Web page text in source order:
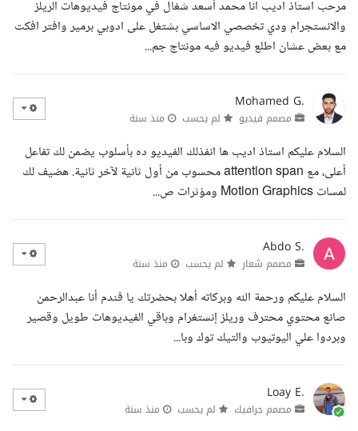
مرحب استاذ اديب انا محمد أسعد شغال في مونتاج فيديوهات الريلز
والانستجرام ودي تخصصي الاساسي بشتغل على ادوبي برمير وافتر افكت
مع بعض عشان اطلع فيديو فيه مونتاج جم...
Mohamed G.
مصمم فيديو لم يحسب منذ سنة
السلام عليكم استاذ اديب ها انفذلك الفيديو ده بأسلوب يضمن لك تفاعل
أعلى، مع attention span محسوب من أول ثانية لآخر ثانية. هضيف لك
لمسات Motion Graphics ومؤثرات ص...
Abdo S.
مصمم شعار لم يحسب منذ سنة
السلام عليكم ورحمة الله وبركاته أهلا بحضرتك يا فندم أنا عبدالرحمن
صانع محتوي محترف وريلز إنستغرام وباقي الفيديوهات طويل وقصير
وبردوا علي اليوتيوب والتيك توك وبا...
Loay E.
مصمم جرافيك لم يحسب منذ سنة